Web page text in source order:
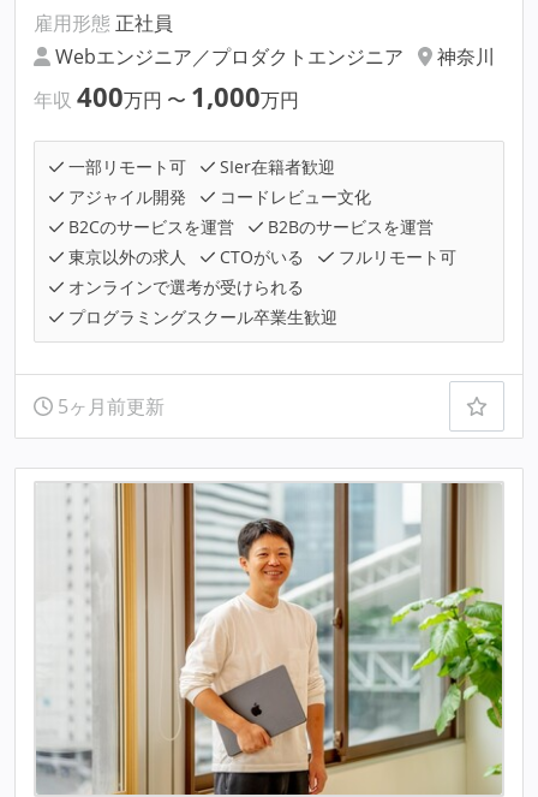
雇用形態 正社員
Webエンジニア／プロダクトエンジニア
神奈川
年収 400万円 〜 1,000万円
一部リモート可
SIer在籍者歓迎
アジャイル開発
コードレビュー文化
B2Cのサービスを運営
B2Bのサービスを運営
東京以外の求人
CTOがいる
フルリモート可
オンラインで選考が受けられる
プログラミングスクール卒業生歓迎
5ヶ月前更新